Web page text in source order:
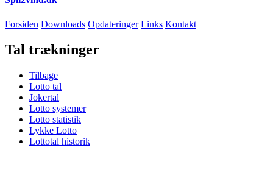
Forsiden Downloads Opdateringer Links Kontakt
Tal trækninger
Tilbage
Lotto tal
Jokertal
Lotto systemer
Lotto statistik
Lykke Lotto
Lottotal historik